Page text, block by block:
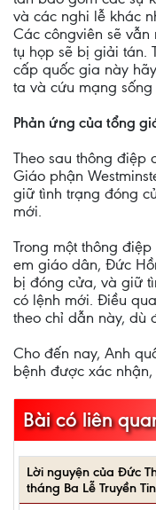
và các nghi lễ khác
Các côngviên sẽ
tụ họp sẽ bị giải tán.
cấp quốc gia này
ta và cứu mạng
Phản ứng của tổng
Theo sau thông điệp
Giáo phận
giữ tình trạng đóng
mới.
Trong một thông
em giáo dân, Đức
bị đóng cửa, và giữ
có lệnh mới. Điều
theo chỉ dẫn này, dù
Cho đến nay, Anh
bệnh được xác
Bài có liên
Lời nguyện của Đức
tháng Ba Lễ Truyền Tin